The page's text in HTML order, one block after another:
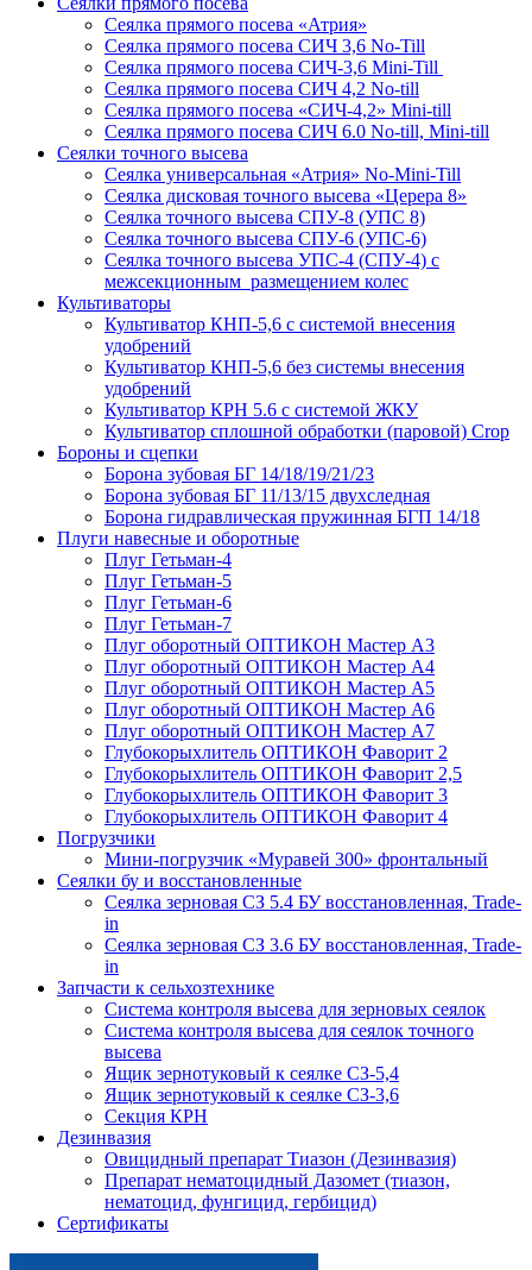
Сеялка прямого посева «Атрия»
Сеялка прямого посева СИЧ 3,6 No-Till
Сеялка прямого посева СИЧ-3,6 Mini-Till
Сеялка прямого посева СИЧ 4,2 No-till
Сеялка прямого посева «СИЧ-4,2» Mini-till
Сеялка прямого посева СИЧ 6.0 No-till, Mini-till
Сеялки точного высева
Сеялка универсальная «Атрия» No-Mini-Till
Сеялка дисковая точного высева «Церера 8»
Сеялка точного высева СПУ-8 (УПС 8)
Сеялка точного высева СПУ-6 (УПС-6)
Сеялка точного высева УПС-4 (СПУ-4) с
межсекционным размещением колес
Культиваторы
Культиватор КНП-5,6 с системой внесения
удобрений
Культиватор КНП-5,6 без системы внесения
удобрений
Культиватор КРН 5.6 с системой ЖКУ
Культиватор сплошной обработки (паровой) Crop
Бороны и сцепки
Борона зубовая БГ 14/18/19/21/23
Борона зубовая БГ 11/13/15 двухследная
Борона гидравлическая пружинная БГП 14/18
Плуги навесные и оборотные
Плуг Гетьман-4
Плуг Гетьман-5
Плуг Гетьман-6
Плуг Гетьман-7
Плуг оборотный ОПТИКОН Мастер А3
Плуг оборотный ОПТИКОН Мастер А4
Плуг оборотный ОПТИКОН Мастер А5
Плуг оборотный ОПТИКОН Мастер А6
Плуг оборотный ОПТИКОН Мастер А7
Глубокорыхлитель ОПТИКОН Фаворит 2
Глубокорыхлитель ОПТИКОН Фаворит 2,5
Глубокорыхлитель ОПТИКОН Фаворит 3
Глубокорыхлитель ОПТИКОН Фаворит 4
Погрузчики
Мини-погрузчик «Муравей 300» фронтальный
Сеялки бу и восстановленные
Сеялка зерновая СЗ 5.4 БУ восстановленная, Trade-
in
Сеялка зерновая СЗ 3.6 БУ восстановленная, Trade-
in
Запчасти к сельхозтехнике
Система контроля высева для зерновых сеялок
Система контроля высева для сеялок точного
высева
Ящик зернотуковый к сеялке СЗ-5,4
Ящик зернотуковый к сеялке СЗ-3,6
Секция КРН
Дезинвазия
Овицидный препарат Тиазон (Дезинвазия)
Препарат нематоцидный Дазомет (тиазон,
нематоцид, фунгицид, гербицид)
Сертификаты